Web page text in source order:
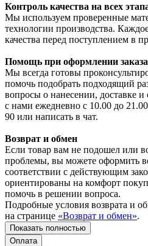
Контроль качества на всех
Мы используем проверенные
технологии производства.
качества перед поступлением в
Помощь при оформлении заказа
Мы всегда готовы
помочь подобрать подходящий
вопросы о нанесении, доставке и
с нами ежедневно с 10.00 до
90 или написать в чат.
Возврат и обмен
Если товар вам не подошел или
проблемы, вы можете оформить
соответствии с действующим
ориентированы на комфорт
помочь в решении вопроса.
Подробные условия возврата и
на странице «Возврат и обмен».
Показать полностью
Оплата